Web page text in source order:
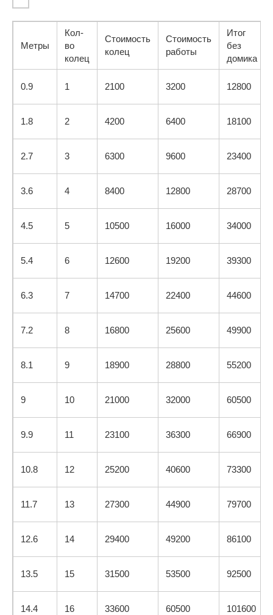
Метры
Кол-
во
колец
Стоимость
колец
Стоимость
работы
Итог
без
домика
0.9 1 2100 3200 12800
1.8 2 4200 6400 18100
2.7 3 6300 9600 23400
3.6 4 8400 12800 28700
4.5 5 10500 16000 34000
5.4 6 12600 19200 39300
6.3 7 14700 22400 44600
7.2 8 16800 25600 49900
8.1 9 18900 28800 55200
9 10 21000 32000 60500
9.9 11 23100 36300 66900
10.8 12 25200 40600 73300
11.7 13 27300 44900 79700
12.6 14 29400 49200 86100
13.5 15 31500 53500 92500
14.4 16 33600 60500 101600